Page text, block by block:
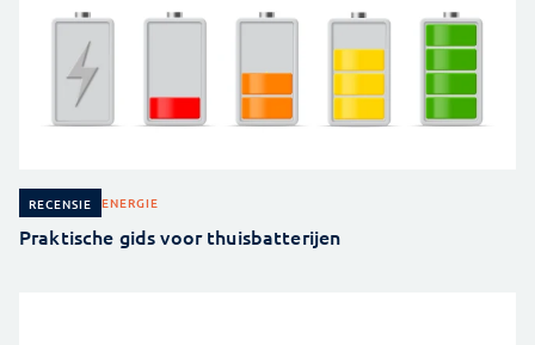
RECENSIE ENERGIE
Praktische gids voor thuisbatterijen